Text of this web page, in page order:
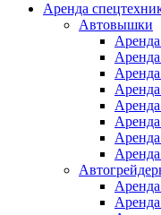
Аренда
Автовышки